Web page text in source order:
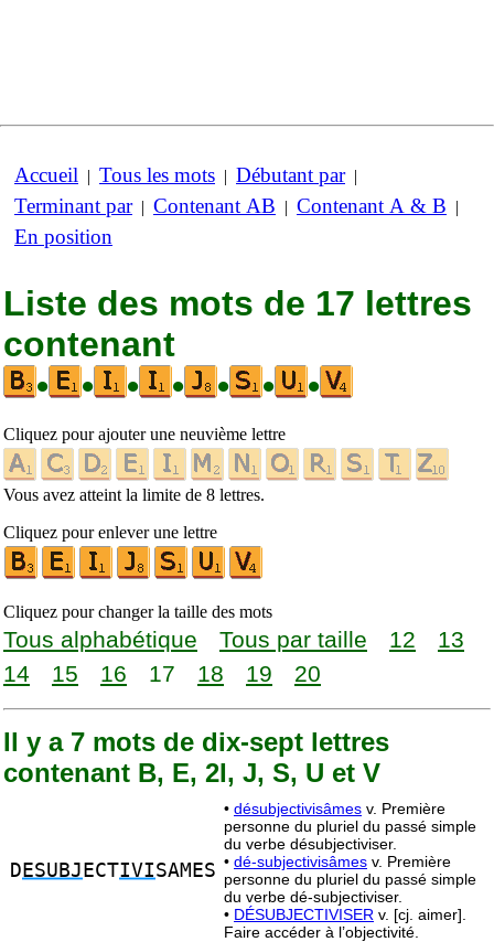
Accueil | Tous les mots | Débutant par|
Terminant par| Contenant AB | Contenant A & B |
En position
Liste des mots de 17 lettres
contenant
•
• • • • • •
Cliquez pour ajouter une neuvième lettre
Vous avez atteint la limite de 8 lettres.
Cliquez pour enlever une lettre
Cliquez pour changer la taille des mots
Tous alphabétique Tous par taille 12
13
14
15 16 17 18 19 20
Il y a 7 mots de dix-sept lettres
contenant B, E, 2I, J, S, U et V
D ESUBJ ECTIVISAMES
• désubjectivisâmes v. Première
personne du pluriel du passé simple
du verbe désubjectiviser.
• dé-subjectivisâmes v. Première
personne du pluriel du passé simple
du verbe dé-subjectiviser.
• DÉSUBJECTIVISER v. [cj. aimer].
Faire accéder à l’objectivité.